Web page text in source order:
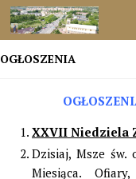
Przejdź do treści
OGŁOSZENIA
XXVII Niedziela
Dzisiaj, Msze św.
Miesiąca.